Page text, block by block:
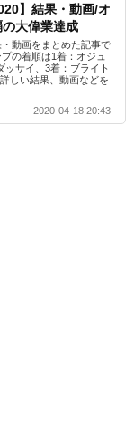
】結果・動画/オ
大偉業達成
動画をまとめた記事で
の着順は1着：オジュ
ッサイ、3着：ブライト
しい結果、動画などを
2020-04-18 20:43